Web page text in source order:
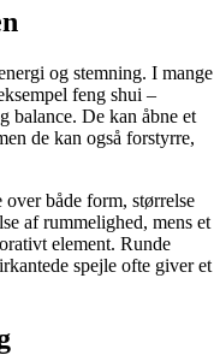
og stemning. I mange
feng shui –
balance. De kan åbne et
de kan også forstyrre,
både form, størrelse
af rummelighed, mens et
element. Runde
spejle ofte giver et